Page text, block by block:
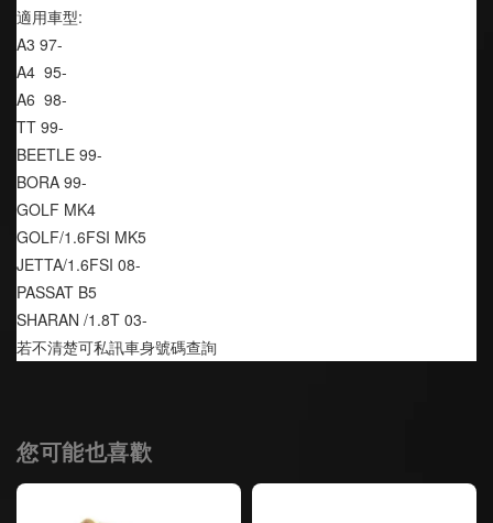
適用車型:
A3 97-
A4  95-
A6  98-
TT 99-
BEETLE 99-
BORA 99-
GOLF MK4
GOLF/1.6FSI MK5
JETTA/1.6FSI 08-
PASSAT B5
SHARAN /1.8T 03-
若不清楚可私訊車身號碼查詢
您可能也喜歡